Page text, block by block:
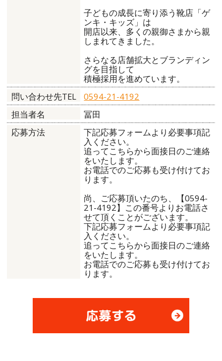
子どもの成長に寄り添う靴店「ゲ
ンキ・キッズ」は
開店以来、多くの親御さまから親
しまれてきました。
さらなる店舗拡大とブランディン
グを目指して
積極採用を進めています。
問い合わせ先TEL
0594-21-4192
担当者名
冨田
応募方法
下記応募フォームより必要事項記
入ください。
追ってこちらから面接日のご連絡
をいたします。
お電話でのご応募も受け付けてお
ります。
尚、ご応募頂いたのち、【0594-
21-4192】この番号よりお電話さ
せて頂くことがございます。
下記応募フォームより必要事項記
入ください。
追ってこちらから面接日のご連絡
をいたします。
お電話でのご応募も受け付けてお
ります。